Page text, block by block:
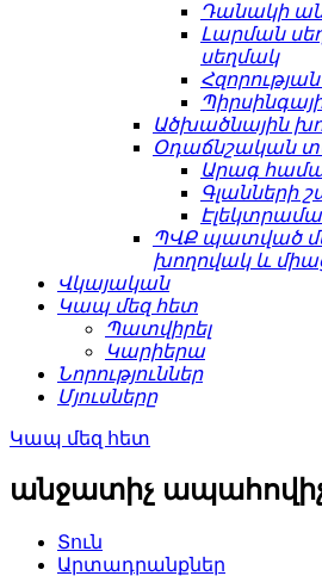
Դանակի
Լարման
սեղմակ
Ածխածնային
Օդաճնշական
Արագ
Գլանների
ՊՎՔ պատված
խողովակ և
Վկայական
Կապ մեզ հետ
Պատվիրել
Կարիերա
Նորություններ
Մյուսները
Կապ մեզ հետ
անջատիչ
Տուն
Արտադրանքներ